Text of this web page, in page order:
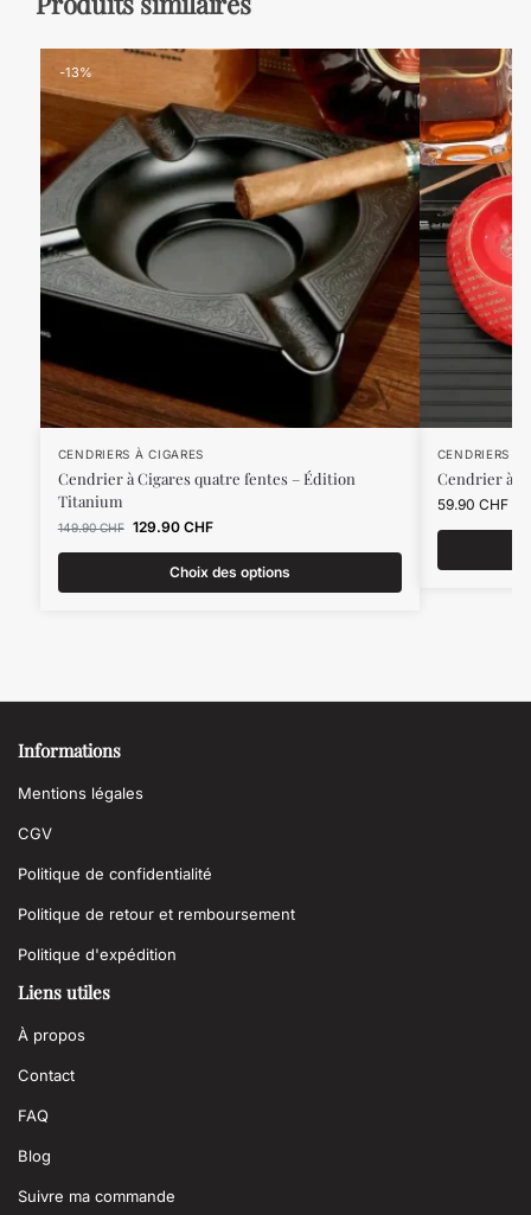
-13%
CENDRIERS À CIGARES
Cendrier à Cigares quatre fentes – Édition
Titanium
149.90CHF 129.90 CHF
Choix des options
CENDRIERS À
Cendrier à
59.90 CHF
Informations
Mentions légales
CGV
Politique de confidentialité
Politique de retour et remboursement
Politique d'expédition
Liens utiles
À propos
Contact
FAQ
Blog
Suivre ma commande